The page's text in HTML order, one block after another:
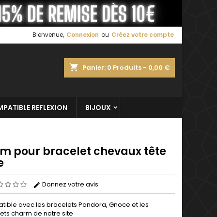
Bienvenue, Connexion ou Créez votre compte
shopping_cart Panier: 0 Produits - 0,00 €
REFLEXION BIJOUX
pour bracelet chevaux tête
Donnez votre avis
avec les bracelets Pandora, Gnoce et les
charm de notre site